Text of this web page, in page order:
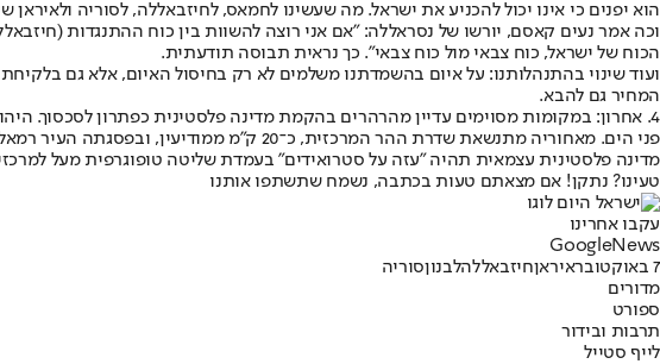
הוא יפנים כי אינו יכול להכניע את ישראל. מה שעשינו לחמאס, לחיזבאללה, לסוריה
וכה אמר נעים קאסם, יורשו של נסראללה: "אם אני רוצה להשוות בין כוח ההתנגדות
הכוח של ישראל, כוח צבאי מול כוח צבאי". כך נראית תבוסה תודעתית.
ועוד שינוי בהתנהלותנו: על איום בהשמדתנו משלמים לא רק בחיסול האיום, אלא גם
המחיר גם להבא.
פני הים. מאחוריה מתנשאת שדרת ההר המרכזית, כ־20 ק"מ ממודיעין, ובפסגתה העיר רמאללה, בגובה של כ־900 מטרים. לעומתה, עזה נמצאת בגובה פני הים. די בזה.
מדינה פלסטינית עצמאית תהיה "עזה על סטרואידים" בעמדת שליטה טופוגרפית מעל
טעינו? נתקן! אם מצאתם טעות בכתבה, נשמח שתשתפו אותנו
עקבו אחרינו
Googl eNews
7 באוקטובר
איראןחיזבאללהלבנוןסוריה
מדורים
ספורט
תרבות ובידור
לייף סטייל